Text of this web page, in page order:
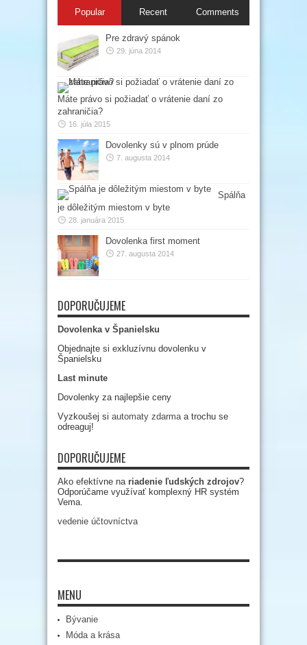
Popular Recent Comments
Pre zdravý spánok
29. júna 2014
Máte právo si požiadať o vrátenie daní zo
zahraničia?
16. júla 2015
Dovolenky sú v plnom prúde
7. augusta 2014
Spálňa
je dôležitým miestom v byte
28. januára 2015
Dovolenka first moment
27. augusta 2014
DOPORUČUJEME
Dovolenka v Španielsku
Objednajte si exkluzívnu dovolenku v
Španielsku
Last minute
Dovolenky za najlepšie ceny
Vyzkoušej si automaty zdarmaa trochu se
odreaguj!
DOPORUČUJEME
Ako efektívne na riadenie ľudských zdrojov?
Odporúčame využívať komplexný HR systém
Vema.
vedenie účtovníctva
MENU
Bývanie
Móda a krása